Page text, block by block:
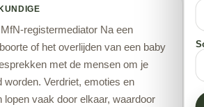
registermediator Na een
of het overlijden van een baby
met de mensen om je
worden. Verdriet, emoties en
lopen vaak door elkaar, waardoor